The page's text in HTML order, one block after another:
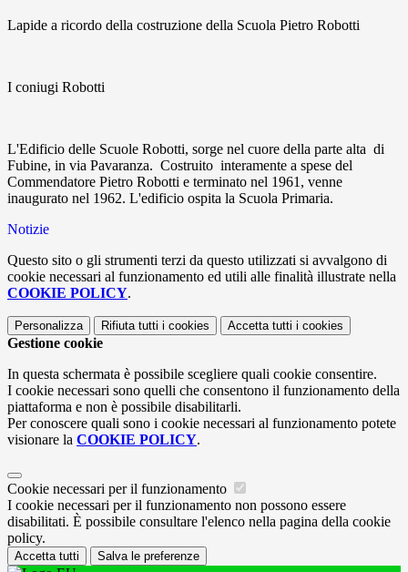
Lapide a ricordo della costruzione della Scuola Pietro Robotti
I coniugi Robotti
L'Edificio delle Scuole Robotti, sorge nel cuore della parte alta di
Fubine, in via Pavaranza. Costruito interamente a spese del
Commendatore Pietro Robotti e terminato nel 1961, venne
inaugurato nel 1962. L'edificio ospita la Scuola Primaria.
Notizie
Questo sito o gli strumenti terzi da questo utilizzati si avvalgono di
cookie necessari al funzionamento ed utili alle finalità illustrate nella
COOKIE POLICY.
Personalizza Rifiuta tutti i cookies Accetta tutti i cookies
Gestione cookie
In questa schermata è possibile scegliere quali cookie consentire.
I cookie necessari sono quelli che consentono il funzionamento della
piattaforma e non è possibile disabilitarli.
Per conoscere quali sono i cookie necessari al funzionamento potete
visionare la COOKIE POLICY.
Cookie necessari per il funzionamento
I cookie necessari per il funzionamento non possono essere
disabilitati. È possibile consultare l'elenco nella pagina della cookie
policy.
Accetta tutti Salva le preferenze